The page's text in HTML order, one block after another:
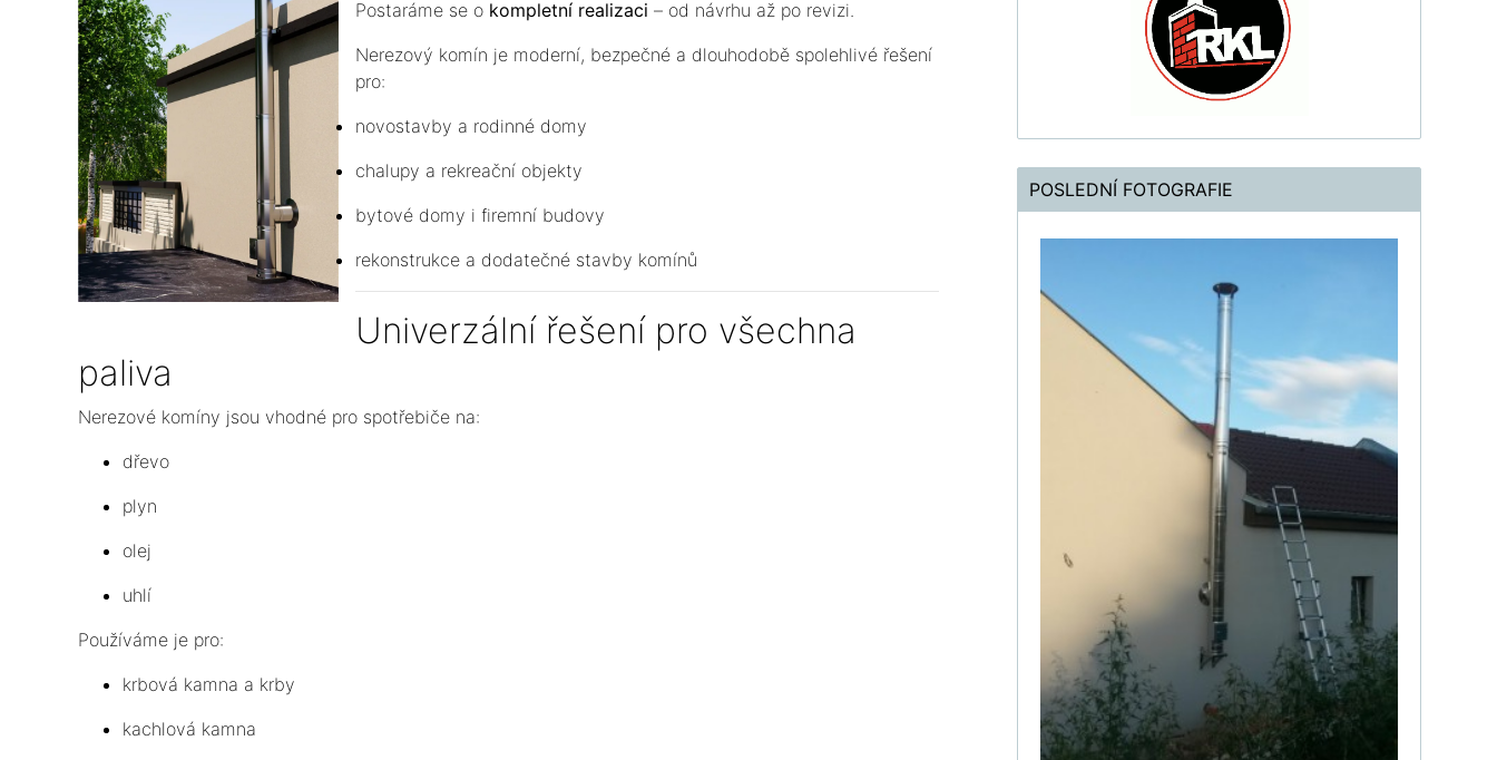
Postaráme se o kompletní realizaci – od návrhu až po revizi.
Nerezový komín je moderní, bezpečné a dlouhodobě spolehlivé řešení
pro:
novostavby a rodinné domy
chalupy a rekreační objekty
bytové domy i firemní budovy
rekonstrukce a dodatečné stavby komínů
Univerzální řešení pro všechna
paliva
Nerezové komíny jsou vhodné pro spotřebiče na:
dřevo
plyn
olej
uhlí
Používáme je pro:
krbová kamna a krby
kachlová kamna
POSLEDNÍ FOTOGRAFIE